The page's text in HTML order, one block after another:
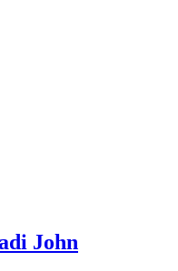
John